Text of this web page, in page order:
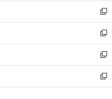
く
で
開
く
ド
ウ
で
開
く
ウ
ィ
ン
ド
ウ
で
開
く
し
い
ウ
ィ
ン
ド
ウ
で
開
新
し
い
ウ
ィ
ン
ド
ウ
新
し
い
ウ
ィ
ン
新
し
い
ウ
新
し